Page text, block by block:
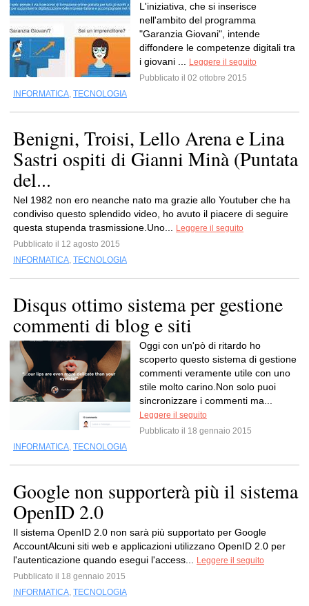
L'iniziativa, che si inserisce
nell'ambito del programma
"Garanzia Giovani", intende
diffondere le competenze digitali tra
i giovani ...
Leggere il seguito
Pubblicato il 02 ottobre 2015
INFORMATICA, TECNOLOGIA
Benigni, Troisi, Lello Arena e Lina
Sastri ospiti di Gianni Minà (Puntata
del...
Nel 1982 non ero neanche nato ma grazie allo Youtuber che ha
condiviso questo splendido video, ho avuto il piacere di seguire
questa stupenda trasmissione.Uno...
Leggere il seguito
Pubblicato il 12 agosto 2015
INFORMATICA, TECNOLOGIA
Disqus ottimo sistema per gestione
commenti di blog e siti
Oggi con un'pò di ritardo ho
scoperto questo sistema di gestione
commenti veramente utile con uno
stile molto carino.Non solo puoi
sincronizzare i commenti ma...
Leggere il seguito
Pubblicato il 18 gennaio 2015
INFORMATICA, TECNOLOGIA
Google non supporterà più il sistema
OpenID 2.0
Il sistema OpenID 2.0 non sarà più supportato per Google
AccountAlcuni siti web e applicazioni utilizzano OpenID 2.0 per
l'autenticazione quando esegui l'access...
Leggere il seguito
Pubblicato il 18 gennaio 2015
INFORMATICA, TECNOLOGIA